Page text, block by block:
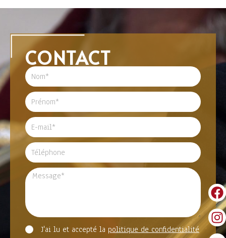
CONTACT
J'ai lu et accepté la politique de confidentialité